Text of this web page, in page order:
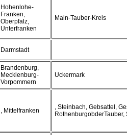
Hohenlohe-
Franken,
Oberpfalz,
Unterfranken
Main-Tauber-Kreis
Darmstadt
Brandenburg,
Mecklenburg-
Vorpommern
Uckermark
, Mittelfranken
, Steinbach, Gebsattel,